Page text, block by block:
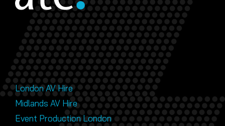
London AV Hire
Midlands AV Hire
Event Production London